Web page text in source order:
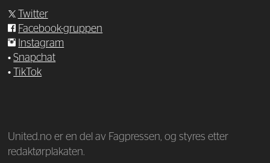
Twitter
Facebook-gruppen
Instagram
•Snapchat
•
TikTok
United.no er en del av Fagpressen, og styres etter
redaktørplakaten.